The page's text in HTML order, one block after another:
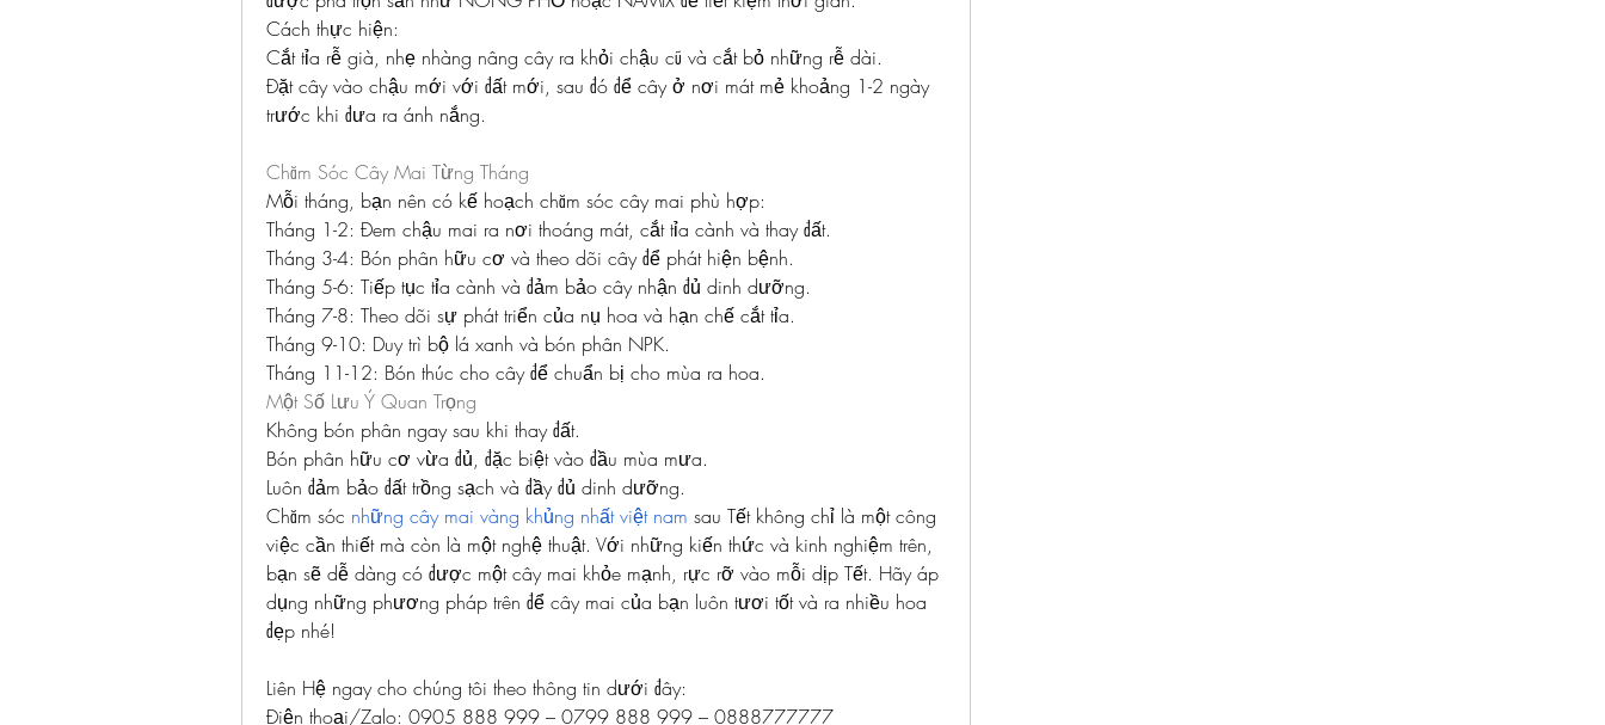
Cách thực hiện:
Cắt tỉa rễ già, nhẹ nhàng nâng cây ra khỏi chậu cũ và cắt bỏ những rễ dài.
Đặt cây vào chậu mới với đất mới, sau đó để cây ở nơi mát mẻ khoảng 1-2 ngày
trước khi đưa ra ánh nắng.
Chăm Sóc Cây Mai Từng Tháng
Mỗi tháng, bạn nên có kế hoạch chăm sóc cây mai phù hợp:
Tháng 1-2: Đem chậu mai ra nơi thoáng mát, cắt tỉa cành và thay đất.
Tháng 3-4: Bón phân hữu cơ và theo dõi cây để phát hiện bệnh.
Tháng 5-6: Tiếp tục tỉa cành và đảm bảo cây nhận đủ dinh dưỡng.
Tháng 7-8: Theo dõi sự phát triển của nụ hoa và hạn chế cắt tỉa.
Tháng 9-10: Duy trì bộ lá xanh và bón phân NPK.
Tháng 11-12: Bón thúc cho cây để chuẩn bị cho mùa ra hoa.
Một Số Lưu Ý Quan Trọng
Không bón phân ngay sau khi thay đất.
Bón phân hữu cơ vừa đủ, đặc biệt vào đầu mùa mưa.
Luôn đảm bảo đất trồng sạch và đầy đủ dinh dưỡng.
Chăm sóc những cây mai vàng khủng nhất việt nam sau Tết không chỉ là một công
việc cần thiết mà còn là một nghệ thuật. Với những kiến thức và kinh nghiệm trên,
bạn sẽ dễ dàng có được một cây mai khỏe mạnh, rực rỡ vào mỗi dịp Tết. Hãy áp
dụng những phương pháp trên để cây mai của bạn luôn tươi tốt và ra nhiều hoa
đẹp nhé!
Liên Hệ ngay cho chúng tôi theo thông tin dưới đây:
Điện thoại/Zalo: 0905 888 999 – 0799 888 999 – 0888777777